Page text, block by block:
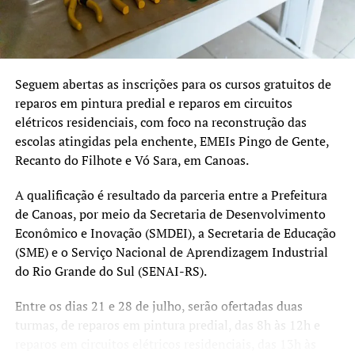
“Temos muito cuidado com
a aplicação dos recursos.
Cada projeto é analisado
tecnicamente e validado
pelo Comitê Científico,
para assegurar que
estamos financiando
soluções consistentes e
que protejam a população”,
completou.
Obras vão minimizar o impacto das chuvas
Seguem abertas as inscrições para os cursos gratuitos de
reparos em pintura predial e reparos em circuitos
elétricos residenciais, com foco na reconstrução das
escolas atingidas pela enchente, EMEIs Pingo de Gente,
Recanto do Filhote e Vó Sara, em Canoas.
A qualificação é resultado da parceria entre a Prefeitura
de Canoas, por meio da Secretaria de Desenvolvimento
Econômico e Inovação (SMDEI), a Secretaria de Educação
(SME) e o Serviço Nacional de Aprendizagem Industrial
do Rio Grande do Sul (SENAI-RS).
Entre os dias 21 e 28 de julho, serão ofertadas duas
turmas, de reparos em pintura predial, das 8h às 12h e